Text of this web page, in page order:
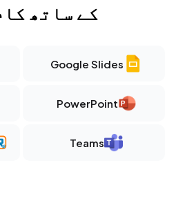
کے ساتھ
Google Slides
PowerPoint
Teams